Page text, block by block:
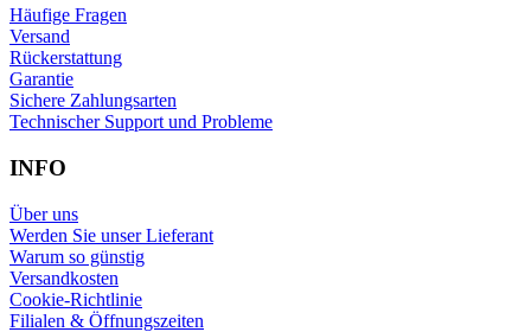
Häufige Fragen
Versand
Rückerstattung
Garantie
Sichere Zahlungsarten
Technischer Support und Probleme
INFO
Über uns
Werden Sie unser Lieferant
Warum so günstig
Versandkosten
Cookie-Richtlinie
Filialen & Öffnungszeiten